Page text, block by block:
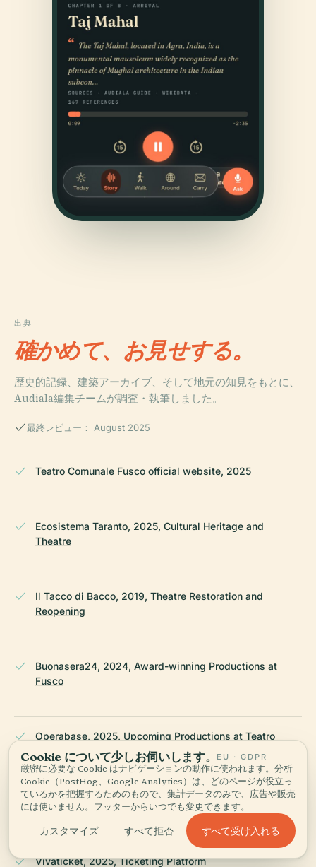
出典
確かめて、お見せする。
歴史的記録、建築アーカイブ、そして地元の知見をもとに、
Audiala編集チームが調査・執筆しました。
最終レビュー： August 2025
Teatro Comunale Fusco official website, 2025
Ecosistema Taranto, 2025, Cultural Heritage and
Theatre
Il Tacco di Bacco, 2019, Theatre Restoration and
Reopening
Buonasera24, 2024, Award-winning Productions at
Fusco
Operabase, 2025, Upcoming Productions at Teatro
Fusco
Puglia Culture, 2025, Theatre Season and Accessibility
Vivaticket, 2025, Ticketing Platform
Cookie について少しお伺いします。 EU · GDPR
厳密に必要な Cookie はナビゲーションの動作に使われます。分析
Cookie（PostHog、Google Analytics）は、どのページが役立っ
ているかを把握するためのもので、集計データのみで、広告や販売
には使いません。フッターからいつでも変更できます。
カスタマイズ すべて拒否 すべて受け入れる